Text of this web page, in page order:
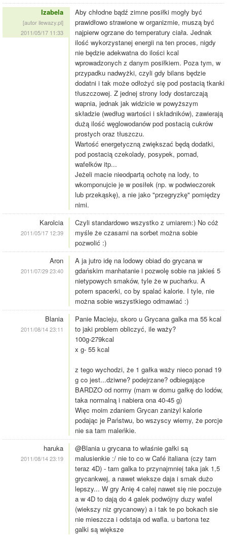
Izabela
[autor ilewazy.pl]
2011/05/17 11:33
Aby chłodne bądź zimne posiłki mogły być
prawidłowo strawione w organizmie, muszą być
najpierw ogrzane do temperatury ciała. Jednak
ilość wykorzystanej energii na ten proces, nigdy
nie będzie adekwatna do ilości kcal
wprowadzonych z danym posiłkiem. Poza tym, w
przypadku nadwyżki, czyli gdy bilans będzie
dodatni i tak może odłożyć się pod postacią tkanki
tłuszczowej. Z jednej strony lody dostarczają
wapnia, jednak jak widzicie w powyższym
składzie (według wartości i składników), zawierają
dużą ilość węglowodanów pod postacią cukrów
prostych oraz tłuszczu.
Wartość energetyczną zwiększać będą dodatki,
pod postacią czekolady, posypek, pomad,
wafelków itp...
Jeżeli macie nieodpartą ochotę na lody, to
wkomponujcie je w posiłek (np. w podwieczorek
lub przekąskę), a nie jako "przegryzkę" pomiędzy
nimi.
Karolcia
2011/05/17 12:39
Czyli standardowo wszystko z umiarem:) No cóż
myśle że czasami na sorbet można sobie
pozwolić :)
Aron
2011/07/29 23:40
A ja jutro idę na lodowy obiad do grycana w
gdańskim manhatanie i pozwolę sobie na jakieś 5
nietypowych smaków, tyle że w pucharku. A
potem spacerki, co by spalać kalorie. I tyle, nie
można sobie wszystkiego odmawiać :)
Blania
2011/08/14 23:11
Panie Macieju, skoro u Grycana galka ma 55 kcal
to jaki problem obliczyć, ile waży?
100g-279kcal
x g- 55 kcal
z tego wychodzi, że 1 gałka waży nieco ponad 19
g co jest...dziwne? podejrzane? odbiegające
BARDZO od normy (mam w domu gałkę do lodów,
taka normalną i nabiera ona 40-45 g)
Więc moim zdaniem Grycan zaniżyl kalorie
podając je Państwu, bo wszyscy wiemy, że porcje
nie sa tam maleńkie.
haruka
2011/08/14 23:19
@Blania u grycana to właśnie gałki są
malusienkie :/ nie to co w Café italiana (czy tam
teraz 4D) - tam galka to przynajmniej taka jak 1,5
grycankwej, a nawet wieksze daja i smak dużo
lepszy... W gry Anię 4 całej nawet się nie poczuje
a w 4D to dają do 4 galek podwójny duzy wafel
(wiekszy niz grycanowy) a i tak te po bokach sie
nie mieszcza i odstaja od wafla. u bartona tez
galki są większe